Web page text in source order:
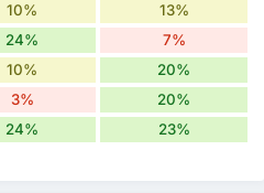
10% 13%
24% 7%
10% 20%
3% 20%
24% 23%